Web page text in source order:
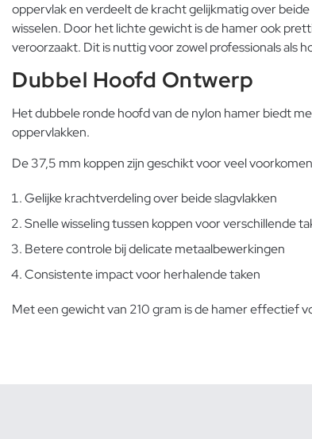
oppervlak en verdeelt de kracht gelijkmatig over
wisselen. Door het lichte gewicht is de hamer ook
veroorzaakt. Dit is nuttig voor zowel professionals als
Dubbel Hoofd Ontwerp
Het dubbele ronde hoofd van de nylon hamer biedt
oppervlakken.
De 37,5 mm koppen zijn geschikt voor veel
Gelijke krachtverdeling over beide slagvlakken
Snelle wisseling tussen koppen voor verschillende
Betere controle bij delicate metaalbewerkingen
Consistente impact voor herhalende taken
Met een gewicht van 210 gram is de hamer effectief